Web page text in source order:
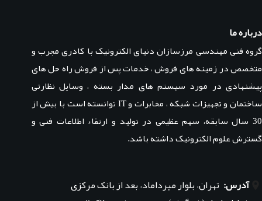
درباره ما
گروه فنی مهندسی مرزسازان دنیای الکترونیک با کادری مجرب و
متخصص در زمینه های فروش ، خدمات پس از فروش راه حل های
پیشنهادی در مورد سیستم های مدار بسته ، وسایل نظارتی
ساختمان و تجهیزات شبکه ، مخابرات و IT توانسته است با بیش از
30 سال سابقه، سهم عظیمی در تولید و ارتقاء اطلاعات فنی و
گسترش علوم الکترونیک داشته باشد.
آدرس: تهران، بلوار میرداماد، بعد از بانک مرکزی